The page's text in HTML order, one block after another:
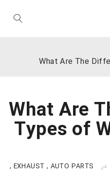
What Are The
What Are
Types of
در AUTO PARTS
,
EXHAUST
,